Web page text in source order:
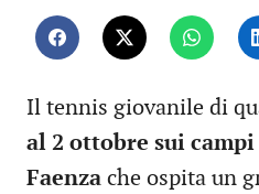
Il tennis giovanile di
al 2 ottobre sui
Faenza che ospita un